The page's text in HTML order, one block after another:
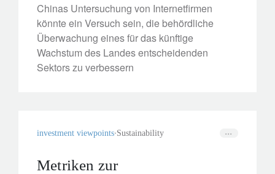
Chinas Untersuchung von Internetfirmen
könnte ein Versuch sein, die behördliche
Überwachung eines für das künftige
Wachstum des Landes entscheidenden
Sektors zu verbessern
investment viewpoints Sustainability
Metriken zur